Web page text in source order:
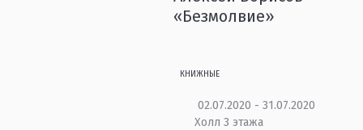
«Безмолвие»
КНИЖНЫЕ
02.07.2020 - 31.07.2020
Холл 3 этажа